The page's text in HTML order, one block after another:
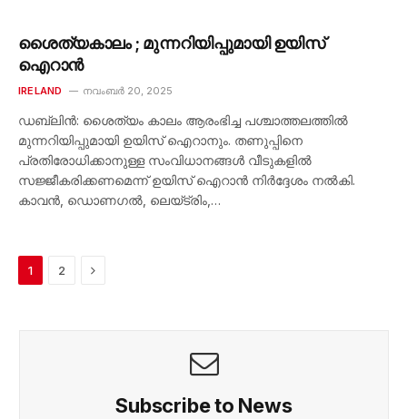
ശൈത്യകാലം ; മുന്നറിയിപ്പുമായി ഉയിസ്
ഐറാൻ
IRELAND നവംബർ 20, 2025
ഡബ്ലിൻ: ശൈത്യം കാലം ആരംഭിച്ച പശ്ചാത്തലത്തിൽ
മുന്നറിയിപ്പുമായി ഉയിസ് ഐറാനും. തണുപ്പിനെ
പ്രതിരോധിക്കാനുള്ള സംവിധാനങ്ങൾ വീടുകളിൽ
സജ്ജീകരിക്കണമെന്ന് ഉയിസ് ഐറാൻ നിർദ്ദേശം നൽകി.
കാവൻ, ഡൊണഗൽ, ലെയ്ട്രിം,…
1 2 Next
Subscribe to News